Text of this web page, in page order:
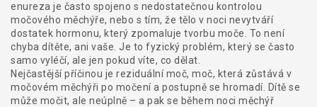
enureza je často spojeno s nedostatečnou kontrolou
močového měchýře, nebo s tím, že tělo v noci nevytváří
dostatek hormonu, který zpomaluje tvorbu moče. To není
chyba dítěte, ani vaše. Je to fyzický problém, který se často
samo vyléčí, ale jen pokud víte, co dělat.
Nejčastější příčinou je reziduální moč, moč, která zůstává v
močovém měchýři po močení a postupně se hromadí. Dítě se
může močit, ale neúplně – a pak se během noci měchýř